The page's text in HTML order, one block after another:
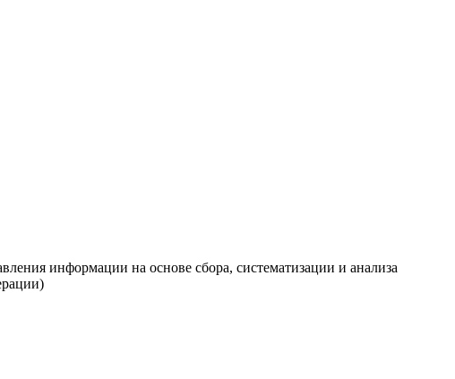
информации на основе сбора, систематизации и анализа